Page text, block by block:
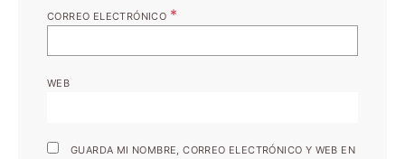
CORREO ELECTRÓNICO *
WEB
GUARDA MI NOMBRE, CORREO ELECTRÓNICO Y WEB EN